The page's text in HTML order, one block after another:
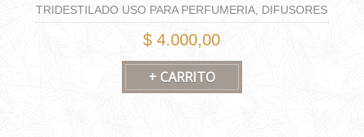
TRIDESTILADO USO PARA PERFUMERIA, DIFUSORES
Y HOME SPRAY
$ 4.000,00